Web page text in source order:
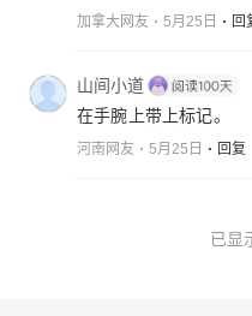
加拿大网友 5月25日 回
山间小道
在手腕上带上标记。
河南网友 5月25日 回复
已显